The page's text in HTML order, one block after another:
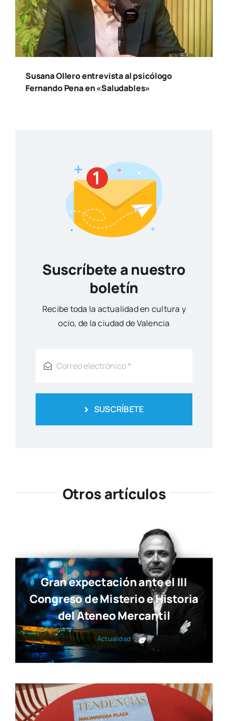
Susana Ollero entrevista al psicólogo
Fernando Pena en «Saludables»
Suscríbete a nuestro
boletín
Reci­be toda la actua­li­dad en cul­tu­ra y
ocio, de la ciu­dad de Valen­cia
SUSCRÍBETE
Otros artículos
Gran expectación ante el III
Congreso de Misterio e Historia
del Ateneo Mercantil
Actua­li­dad